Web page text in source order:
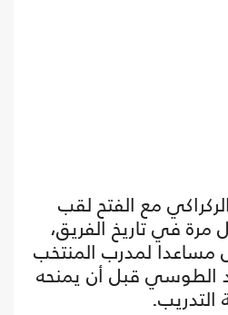
مع الفتح لقب
مرة في تاريخ الفريق،
مساعدا لمدرب المنتخب
الطوسي قبل أن يمنحه